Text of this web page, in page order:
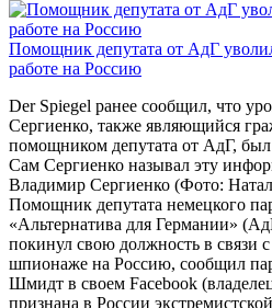
Помощник депутата от АдГ
работе на Россию
Der Spiegel ранее сообщил, что
Сергиенко, также являющийся
помощником депутата от АдГ,
Сам Сергиенко называл эту
Владимир Сергиенко (Фото:
Помощник депутата немецкого
«Альтернатива для Германии»
покинул свою должность в
шпионаже на Россию, сообщил
Шмидт в своем Facebook
признана в России